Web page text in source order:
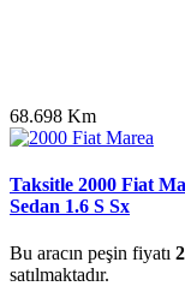
68.698 Km
Taksitle 2000 Fiat
Sedan 1.6 S Sx
Bu aracın peşin fiyatı
satılmaktadır.